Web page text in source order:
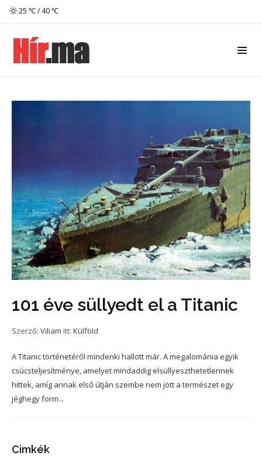
25 ℃ / 40 ℃
101 éve süllyedt el a Titanic
Szerző: Viliam itt: Külföld
A Titanic történetéről mindenki hallott már. A megalománia egyik
csúcsteljesítménye, amelyet mindaddig elsüllyeszthetetlennek
hittek, amíg annak első útján szembe nem jött a természet egy
jéghegy form...
Cimkék